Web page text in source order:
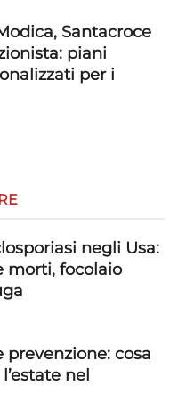
Santacroce
piani
per i
negli Usa:
morti, focolaio
prevenzione: cosa
nel